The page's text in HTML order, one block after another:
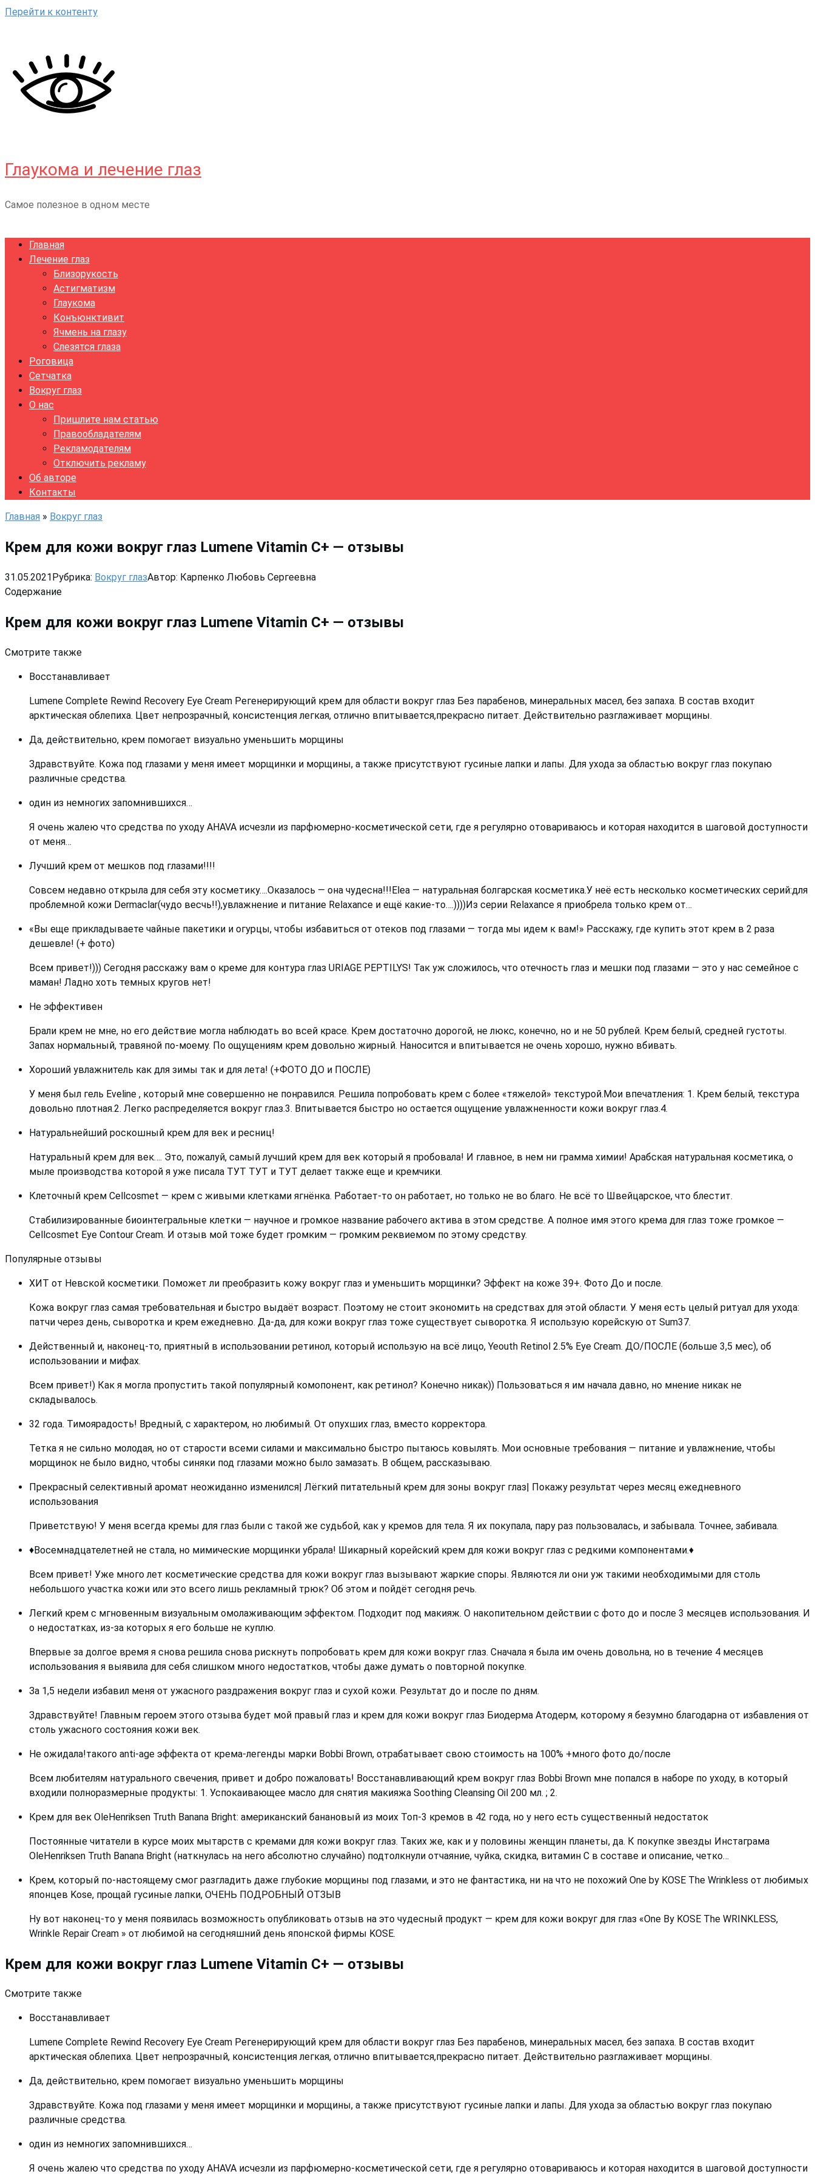
Перейти к контенту
Глаукома и лечение глаз
Самое полезное в одном месте
Главная
Лечение глаз
Близорукость
Астигматизм
Глаукома
Конъюнктивит
Ячмень на глазу
Слезятся глаза
Роговица
Сетчатка
Вокруг глаз
О нас
Пришлите нам статью
Правообладателям
Рекламодателям
Отключить рекламу
Об авторе
Контакты
Главная » Вокруг глаз
Крем для кожи вокруг глаз Lumene Vitamin C+ — отзывы
31.05.2021Рубрика: Вокруг глазАвтор: Карпенко Любовь Сергеевна
Содержание
Крем для кожи вокруг глаз Lumene Vitamin C+ — отзывы
Смотрите также
Восстанавливает
Lumene Complete Rewind Recovery Eye Cream Регенерирующий крем для области вокруг глаз Без парабенов, минеральных масел, без запаха. В состав входит
арктическая облепиха. Цвет непрозрачный, консистенция легкая, отлично впитывается,прекрасно питает. Действительно разглаживает морщины.
Да, действительно, крем помогает визуально уменьшить морщины
Здравствуйте. Кожа под глазами у меня имеет морщинки и морщины, а также присутствуют гусиные лапки и лапы. Для ухода за областью вокруг глаз покупаю
различные средства.
один из немногих запомнившихся…
Я очень жалею что средства по уходу AHAVA исчезли из парфюмерно-косметической сети, где я регулярно отовариваюсь и которая находится в шаговой доступности
от меня…
Лучший крем от мешков под глазами!!!!
Совсем недавно открыла для себя эту косметику….Оказалось — она чудесна!!!Elea — натуральная болгарская косметика.У неё есть несколько косметических серий:для
проблемной кожи Dermaclar(чудо весчь!!),увлажнение и питание Relaxance и ещё какие-то….))))Из серии Relaxance я приобрела только крем от…
«Вы еще прикладываете чайные пакетики и огурцы, чтобы избавиться от отеков под глазами — тогда мы идем к вам!» Расскажу, где купить этот крем в 2 раза
дешевле! (+ фото)
Всем привет!))) Сегодня расскажу вам о креме для контура глаз URIAGE PEPTILYS! Так уж сложилось, что отечность глаз и мешки под глазами — это у нас семейное с
маман! Ладно хоть темных кругов нет!
Не эффективен
Брали крем не мне, но его действие могла наблюдать во всей красе. Крем достаточно дорогой, не люкс, конечно, но и не 50 рублей. Крем белый, средней густоты.
Запах нормальный, травяной по-моему. По ощущениям крем довольно жирный. Наносится и впитывается не очень хорошо, нужно вбивать.
Хороший увлажнитель как для зимы так и для лета! (+ФОТО ДО и ПОСЛЕ)
У меня был гель Eveline , который мне совершенно не понравился. Решила попробовать крем с более «тяжелой» текстурой.Мои впечатления: 1. Крем белый, текстура
довольно плотная.2. Легко распределяется вокруг глаз.3. Впитывается быстро но остается ощущение увлажненности кожи вокруг глаз.4.
Натуральнейший роскошный крем для век и ресниц!
Натуральный крем для век…. Это, пожалуй, самый лучший крем для век который я пробовала! И главное, в нем ни грамма химии! Арабская натуральная косметика, о
мыле производства которой я уже писала ТУТ ТУТ и ТУТ делает также еще и кремчики.
Клеточный крем Cellcosmet — крем с живыми клетками ягнёнка. Работает-то он работает, но только не во благо. Не всё то Швейцарское, что блестит.
Стабилизированные биоинтегральные клетки — научное и громкое название рабочего актива в этом средстве. А полное имя этого крема для глаз тоже громкое —
Сellcosmet Eye Contour Cream. И отзыв мой тоже будет громким — громким реквиемом по этому средству.
Популярные отзывы
ХИТ от Невской косметики. Поможет ли преобразить кожу вокруг глаз и уменьшить морщинки? Эффект на коже 39+. Фото До и после.
Кожа вокруг глаз самая требовательная и быстро выдаёт возраст. Поэтому не стоит экономить на средствах для этой области. У меня есть целый ритуал для ухода:
патчи через день, сыворотка и крем ежедневно. Да-да, для кожи вокруг глаз тоже существует сыворотка. Я использую корейскую от Sum37.
Действенный и, наконец-то, приятный в использовании ретинол, который использую на всё лицо, Yeouth Retinol 2.5% Eye Cream. ДО/ПОСЛЕ (больше 3,5 мес), об
использовании и мифах.
Всем привет!) Как я могла пропустить такой популярный комопонент, как ретинол? Конечно никак)) Пользоваться я им начала давно, но мнение никак не
складывалось.
32 года. Тимоярадость! Вредный, с характером, но любимый. От опухших глаз, вместо корректора.
Тетка я не сильно молодая, но от старости всеми силами и максимально быстро пытаюсь ковылять. Мои основные требования — питание и увлажнение, чтобы
морщинок не было видно, чтобы синяки под глазами можно было замазать. В общем, рассказываю.
Прекрасный селективный аромат неожиданно изменился| Лёгкий питательный крем для зоны вокруг глаз| Покажу результат через месяц ежедневного
использования
Приветствую! У меня всегда кремы для глаз были с такой же судьбой, как у кремов для тела. Я их покупала, пару раз пользовалась, и забывала. Точнее, забивала.
♦️Восемнадцателетней не стала, но мимические морщинки убрала! Шикарный корейский крем для кожи вокруг глаз с редкими компонентами.♦️
Всем привет! Уже много лет косметические средства для кожи вокруг глаз вызывают жаркие споры. Являются ли они уж такими необходимыми для столь
небольшого участка кожи или это всего лишь рекламный трюк? Об этом и пойдёт сегодня речь.
Легкий крем с мгновенным визуальным омолаживающим эффектом. Подходит под макияж. О накопительном действии с фото до и после 3 месяцев использования. И
о недостатках, из-за которых я его больше не куплю.
Впервые за долгое время я снова решила снова рискнуть попробовать крем для кожи вокруг глаз. Сначала я была им очень довольна, но в течение 4 месяцев
использования я выявила для себя слишком много недостатков, чтобы даже думать о повторной покупке.
За 1,5 недели избавил меня от ужасного раздражения вокруг глаз и сухой кожи. Результат до и после по дням.
Здравствуйте! Главным героем этого отзыва будет мой правый глаз и крем для кожи вокруг глаз Биодерма Атодерм, которому я безумно благодарна от избавления от
столь ужасного состояния кожи век.
Не ожидала!такого аnti-age эффекта от крема-легенды марки Bobbi Brown, отрабатывает свою стоимость на 100% +много фото до/после
Всем любителям натурального свечения, привет и добро пожаловать! Восстанавливающий крем вокруг глаз Bobbi Brown мне попался в наборе по уходу, в который
входили полноразмерные продукты: 1. Успокаивающее масло для снятия макияжа Soothing Cleansing Oil 200 мл. ; 2.
Крем для век OleHenriksen Truth Banana Bright: американский банановый из моих Топ-3 кремов в 42 года, но у него есть существенный недостаток
Постоянные читатели в курсе моих мытарств с кремами для кожи вокруг глаз. Таких же, как и у половины женщин планеты, да. К покупке звезды Инстаграма
OleHenriksen Truth Banana Bright (наткнулась на него абсолютно случайно) подтолкнули отчаяние, чуйка, скидка, витамин С в составе и описание, четко…
Крем, который по-настоящему смог разгладить даже глубокие морщины под глазами, и это не фантастика, ни на что не похожий One by KOSE The Wrinkless от любимых
японцев Kose, прощай гусиные лапки, ОЧЕНЬ ПОДРОБНЫЙ ОТЗЫВ
Ну вот наконец-то у меня появилась возможность опубликовать отзыв на это чудесный продукт — крем для кожи вокруг для глаз «One By KOSE The WRINKLESS,
Wrinkle Repair Cream » от любимой на сегодняшний день японской фирмы KOSE.
Крем для кожи вокруг глаз Lumene Vitamin C+ — отзывы
Смотрите также
Восстанавливает
Lumene Complete Rewind Recovery Eye Cream Регенерирующий крем для области вокруг глаз Без парабенов, минеральных масел, без запаха. В состав входит
арктическая облепиха. Цвет непрозрачный, консистенция легкая, отлично впитывается,прекрасно питает. Действительно разглаживает морщины.
Да, действительно, крем помогает визуально уменьшить морщины
Здравствуйте. Кожа под глазами у меня имеет морщинки и морщины, а также присутствуют гусиные лапки и лапы. Для ухода за областью вокруг глаз покупаю
различные средства.
один из немногих запомнившихся…
Я очень жалею что средства по уходу AHAVA исчезли из парфюмерно-косметической сети, где я регулярно отовариваюсь и которая находится в шаговой доступности